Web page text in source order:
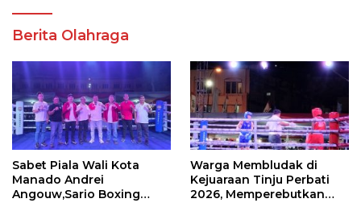
Berita Olahraga
Sabet Piala Wali Kota
Manado Andrei
Angouw,Sario Boxing
Warga Membludak di
Kejuaraan Tinju Perbati
2026, Memperebutkan